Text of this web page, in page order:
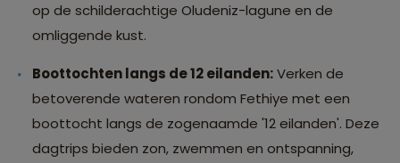
op de schilderachtige Oludeniz-lagune en de
omliggende kust.
Boottochten langs de 12 eilanden:Verken de
betoverende wateren rondom Fethiye met een
boottocht langs de zogenaamde '12 eilanden'. Deze
dagtrips bieden zon, zwemmen en ontspanning,